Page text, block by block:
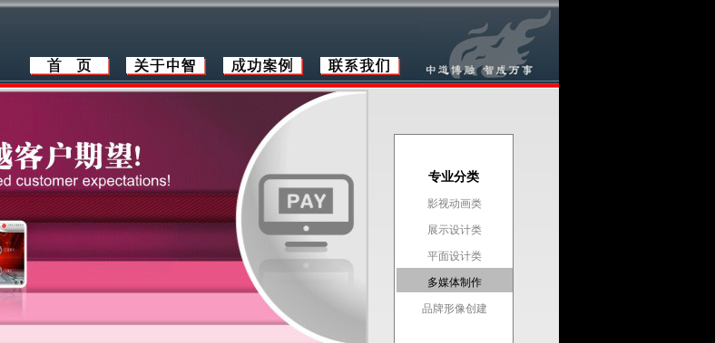
专业分类
影视动画类
展示设计类
平面设计类
多媒体制作
品牌形像创建